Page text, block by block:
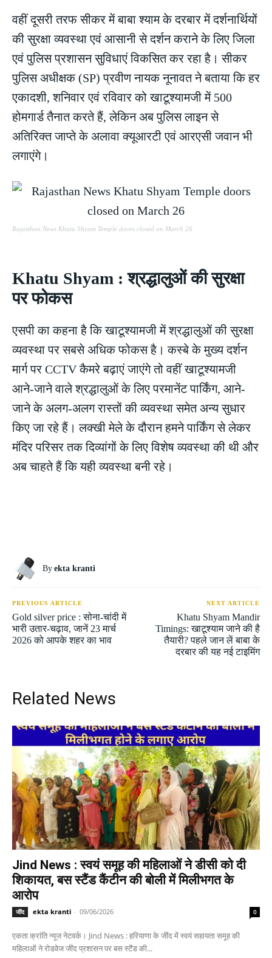
वहीं दूसरी तरफ सीकर में बाबा श्याम के दरबार में दर्शनार्थियों
की सुरक्षा व्यवस्था एवं आसानी से दर्शन कराने के लिए जिला
एवं पुलिस प्रशासन सुविधाएं विकसित कर रहा है। सीकर
पुलिस अधीक्षक (SP) प्रवीण नायक नूनावत ने बताया कि हर
एकादशी, शनिवार एवं रविवार को खाटूश्यामजी में 500
होमगार्ड तैनात करते हैं, लेकिन अब पुलिस लाइन से
अतिरिक्त जाप्ते के अलावा क्यूआरटी एवं आरएसी जवान भी
लगाएंगे।
Rajasthan News Khatu Shyam Temple doors closed on March 26
Khatu Shyam : श्रद्धालुओं की सुरक्षा
पर फोकस
एसपी का कहना है कि खाटूश्यामजी में श्रद्धालुओं की सुरक्षा
व्यवस्था पर सबसे अधिक फोकस है। कस्बे के मुख्य दर्शन
मार्ग पर CCTV कैमरे बढ़ाएं जाएंगे तो वहीं खाटूश्यामजी
आने-जाने वाले श्रद्धालुओं के लिए परमानेंट पार्किंग, आने-
जाने के अलग-अलग रास्तों की व्यवस्था समेत अन्य सुधार
किए जा रहे हैं। लक्खी मेले के दौरान हमने पार्किंग से लेकर
मंदिर परिसर तक दिव्यांगों के लिए विशेष व्यवस्था की थी और
अब चाहते हैं कि यही व्यवस्था बनी रहे।
By ekta kranti
PREVIOUS ARTICLE
Gold silver price : सोना-चांदी में
भारी उतार-चढ़ाव, जानें 23 मार्च
2026 को आपके शहर का भाव
NEXT ARTICLE
Khatu Shyam Mandir
Timings: खाटूश्याम जाने की है
तैयारी? पहले जान लें बाबा के
दरबार की यह नई टाइमिंग
Related News
Jind News : स्वयं समूह की महिलाओं ने डीसी को दी
शिकायत, बस स्टैंड कैंटीन की बोली में मिलीभगत के
आरोप
जींद ekta kranti - 09/06/2026 0
एकता क्रांति न्यूज नेटवर्क। Jind News : हरियाणा के जींद में स्वयं सहायता समूह की
महिलाओं ने रोडवेज जींद प्रशासन पर बस स्टैंड की...